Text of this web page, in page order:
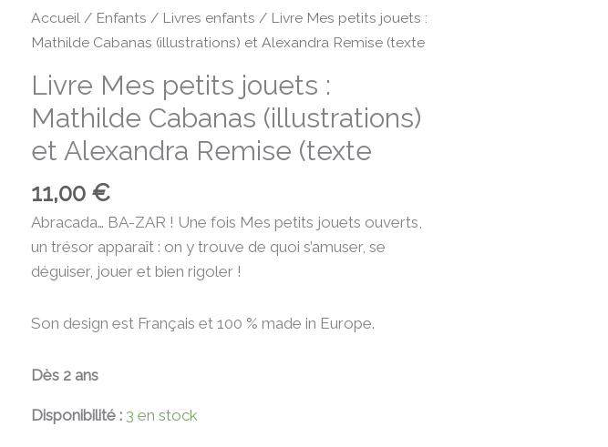
Accueil/ Enfants / Livres enfants / Livre Mes petits jouets :
Mathilde Cabanas (illustrations) et Alexandra Remise (texte
Livre Mes petits jouets :
Mathilde Cabanas (illustrations)
et Alexandra Remise (texte
11,00 €
Abracada… BA-ZAR ! Une fois Mes petits jouets ouverts,
un trésor apparaît : on y trouve de quoi s’amuser, se
déguiser, jouer et bien rigoler !
Son design est Français et 100 % made in Europe.
Dès 2 ans
Disponibilité : 3 en stock
quantité
de
Mes
petits
jouets
Mathilde
Cabanas
(illustrations)
et